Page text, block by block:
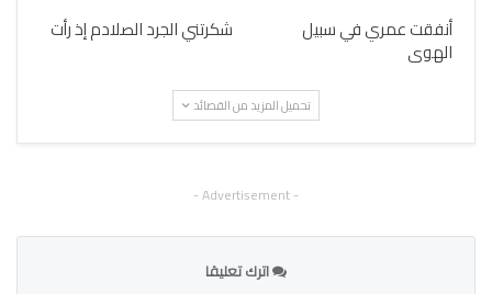
أنفقت عمري في سبيل
الهوى
شكرتني الجرد الصلادم إذ رأت
تحميل المزيد من القصائد
- Advertisement -
اترك تعليقا